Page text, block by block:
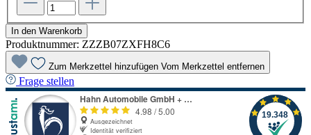
In den Warenkorb
Produktnummer: ZZZB07ZXFH8C6
Zum Merkzettel hinzufügen Vom Merkzettel entfernen
Frage stellen